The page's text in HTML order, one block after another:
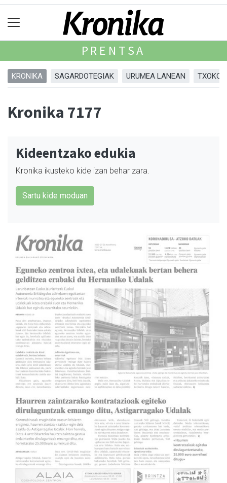
PRENTSA
KRONIKA SAGARDOTEGIAK URUMEA LANEAN
Kronika 7177
Kideentzako edukia
Kronika ikusteko kide izan behar zara.
Sartu kide moduan